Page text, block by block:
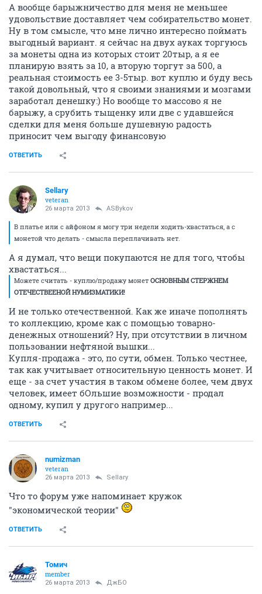
А вообще барыжничество для меня не меньшее
удовольствие доставляет чем собирательство монет.
Ну в том смысле, что мне лично интересно поймать
выгодный вариант. я сейчас на двух ауках торгуюсь
за монеты одна из которых стоит 20тыр, а я ее
планирую взять за 10, а вторую торгут за 500, а
реальная стоимость ее 3-5тыр. вот куплю и буду весь
такой довольный, что я своими знаниями и мозгами
заработал денешку:) Но вообще то массово я не
барыжу, а срубить тыщенку или две с удавшейся
сделки для меня больше душевную радость
приносит чем выгоду финансовую
ОТВЕТИТЬ
Sellary
veteran
26 марта 2013 ASBykov
В платье или с айфоном я могу три недели ходить-хвастаться, а с
монетой что делать - смысла переплачивать нет.
А я думал, что вещи покупаются не для того, чтобы
хвастаться...
Можете считать - куплю/продажу монет ОСНОВНЫМ СТЕРЖНЕМ
ОТЕЧЕСТВЕЕНОЙ НУМИЗМАТИКИ!
И не только отечественной. Как же иначе пополнять
то коллекцию, кроме как с помощью товарно-
денежных отношений? Ну, при отсутствии в личном
пользовании нефтяной вышки...
Купля-продажа - это, по сути, обмен. Только честнее,
так как учитывает относительную ценность монет. И
еще - за счет участия в таком обмене более, чем двух
человек, имеет бОльшие возможности - продал
одному, купил у другого например...
ОТВЕТИТЬ
numizman
veteran
26 марта 2013 Sellary
Что то форум уже напоминает кружок
"экономической теории"
ОТВЕТИТЬ
Томич
member
26 марта 2013 ДжБО